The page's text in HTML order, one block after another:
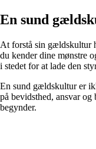
En sund
At forstå sin gældskultur
du kender dine mønstre
i stedet for at lade den
En sund gældskultur er
på bevidsthed, ansvar
begynder.